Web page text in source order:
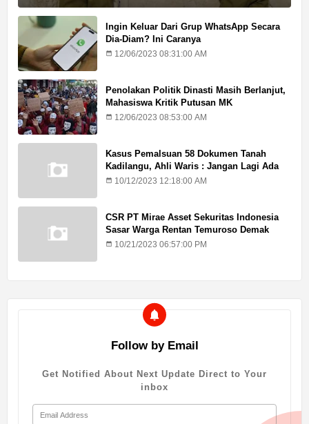
Ingin Keluar Dari Grup WhatsApp Secara
Dia-Diam? Ini Caranya
12/06/2023 08:31:00 AM
Penolakan Politik Dinasti Masih Berlanjut,
Mahasiswa Kritik Putusan MK
12/06/2023 08:53:00 AM
Kasus Pemalsuan 58 Dokumen Tanah
Kadilangu, Ahli Waris : Jangan Lagi Ada
Penundaan Hukuman
10/12/2023 12:18:00 AM
CSR PT Mirae Asset Sekuritas Indonesia
Sasar Warga Rentan Temuroso Demak
10/21/2023 06:57:00 PM
Follow by Email
Get Notified About Next Update Direct to Your
inbox